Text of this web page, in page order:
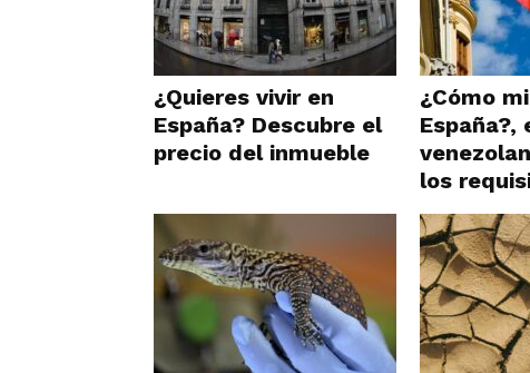
¿Quieres vivir en
España? Descubre el
precio del inmueble
¿Cómo
España?,
los